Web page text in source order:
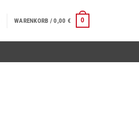
WARENKORB /0,00 € 0